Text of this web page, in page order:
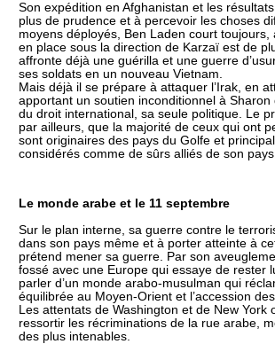
Son expédition en Afghanistan et les
plus de prudence et à percevoir les choses
moyens déployés, Ben Laden court
en place sous la direction de Karzaï est de
affronte déjà une guérilla et une guerre
ses soldats en un nouveau Vietnam.
Mais déjà il se prépare à attaquer l’Irak, en
apportant un soutien inconditionnel à
du droit international, sa seule politique. Le
par ailleurs, que la majorité de ceux qui ont
sont originaires des pays du Golfe et
considérés comme de sûrs alliés de son
Le monde arabe et le 11 septembre
Sur le plan interne, sa guerre contre le
dans son pays même et à porter atteinte à
prétend mener sa guerre. Par son
fossé avec une Europe qui essaye de rester
parler d’un monde arabo-musulman qui
équilibrée au Moyen-Orient et l’accession
Les attentats de Washington et de New
ressortir les récriminations de la rue arabe,
des plus intenables.